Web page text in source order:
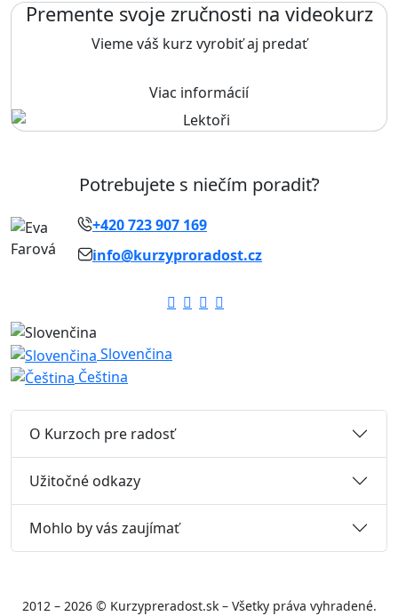
Premente svoje zručnosti na videokurz
Vieme váš kurz vyrobiť aj predať
Viac informácií
Potrebujete s niečím poradiť?
+420 723 907 169
info@kurzyproradost.cz
Slovenčina
Čeština
O Kurzoch pre radosť
Užitočné odkazy
Mohlo by vás zaujímať
2012 – 2026 © Kurzypreradost.sk – Všetky práva vyhradené.